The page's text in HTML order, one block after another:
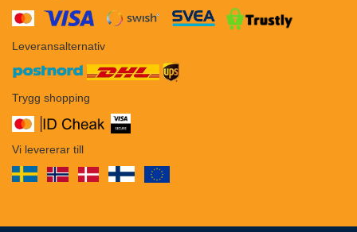
Leveransalternativ
Trygg shopping
Vi levererar till